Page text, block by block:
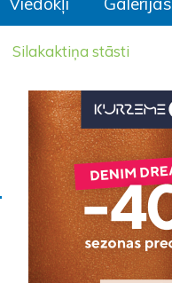
Silakaktiņa stāsti